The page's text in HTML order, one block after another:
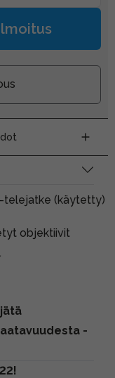
telejatke (käytetty)
objektiivit
-